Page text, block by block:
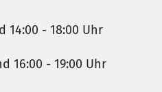
14:00 - 18:00 Uhr
16:00 - 19:00 Uhr